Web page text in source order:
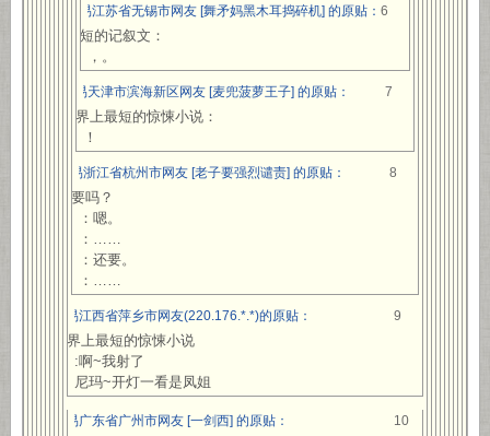
网易江苏省无锡市网友 [舞矛妈黑木耳捣碎机] 的原贴： 6
最短的记叙文：
，。
网易天津市滨海新区网友 [麦兜菠萝王子] 的原贴： 7
世界上最短的惊悚小说：
！
网易浙江省杭州市网友 [老子要强烈谴责] 的原贴： 8
：要吗？
：嗯。
：……
：还要。
：……
网易江西省萍乡市网友(220.176.*.*)的原贴： 9
世界上最短的惊悚小说
:啊~我射了
尼玛~开灯一看是凤姐
网易广东省广州市网友 [一剑西] 的原贴： 10